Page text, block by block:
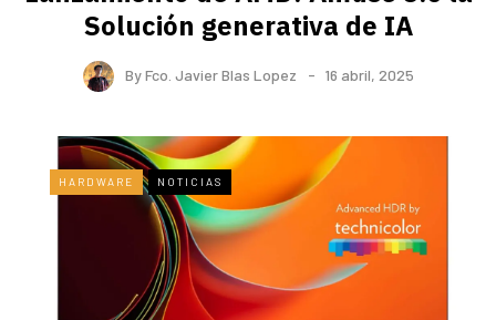
Solución generativa de IA
ByFco. Javier Blas Lopez 16 abril, 2025
HARDWARE NOTICIAS